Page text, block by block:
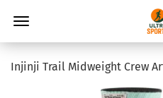
Injinji Trail Midweight Crew